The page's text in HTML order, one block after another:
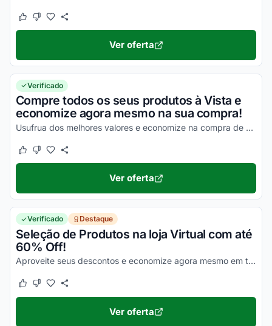
Este cupom funcionou
Este cupom não funcionou
Ver oferta
Verificado
Compre todos os seus produtos à Vista e
economize agora mesmo na sua compra!
Usufrua dos melhores valores e economize na compra de seus produtos Petit Papillon!
Este cupom funcionou
Este cupom não funcionou
Ver oferta
Verificado Destaque
Seleção de Produtos na loja Virtual com até
60% Off!
Aproveite seus descontos e economize agora mesmo em todos os seus produtos online!
Este cupom funcionou
Este cupom não funcionou
Ver oferta